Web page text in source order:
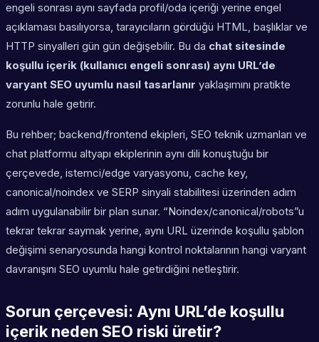
engeli sonrası aynı sayfada profil/oda içeriği yerine engel
açıklaması basılıyorsa, tarayıcıların gördüğü HTML, başlıklar ve
HTTP sinyalleri gün gün değişebilir. Bu da chat sitesinde
koşullu içerik (kullanıcı engeli sonrası) aynı URL’de
varyant SEO uyumlu nasıl tasarlanır yaklaşımını pratikte
zorunlu hale getirir.
Bu rehber; backend/frontend ekipleri, SEO teknik uzmanları ve
chat platformu altyapı ekiplerinin aynı dili konuştuğu bir
çerçevede, istemci/edge varyasyonu, cache key,
canonical/noindex ve SERP sinyali stabilitesi üzerinden adım
adım uygulanabilir bir plan sunar. “Noindex/canonical/robots”u
tekrar tekrar saymak yerine, aynı URL üzerinde koşullu şablon
değişimi senaryosunda hangi kontrol noktalarının hangi varyant
davranışını SEO uyumlu hale getirdiğini netleştirir.
Sorun çerçevesi: Aynı URL’de koşullu
içerik neden SEO riski üretir?